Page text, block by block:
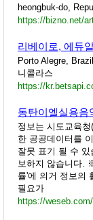
heongbuk-do,
https://bizno.net/
Porto Alegre,
니콜라스
정보는 시도교육
한 공공데이터를
잘못 표기 될 수
보하지 않습니다.
률'에 의거 정보의
필요가